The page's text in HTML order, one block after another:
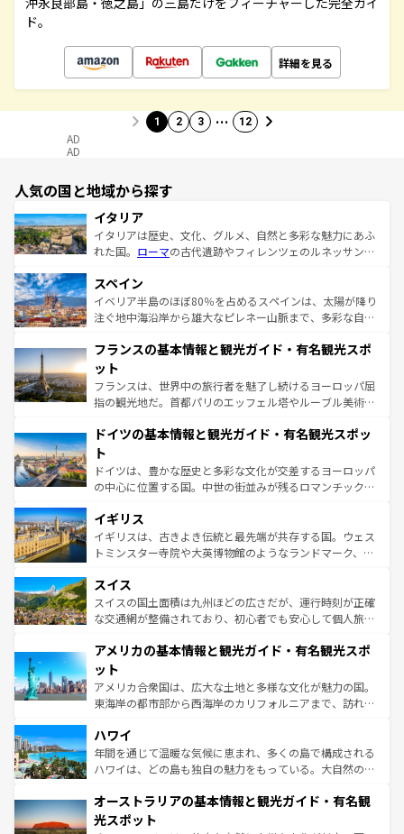
ド。
詳細を見る
1 2 3 … 12
AD
AD
人気の国と地域から探す
イタリア
イタリアは歴史、文化、グルメ、自然と多彩な魅力にあふ
れた国。 ローマの古代遺跡やフィレンツェのルネッサンス
ろん、トスカーナの美しい田園風景やアマルフィ海岸の絶
景など、自然景観も見逃せない。観光の合間には、本場の
ピザやパスタなど、絶品のイタリア料理を堪能することも
ませてくれるイタリアで、忘れられない旅をしてみよう！
なお、新着のイタリア情報は
しい。
スペイン
イベリア半島のほぼ80％を占めるスペインは、太陽が降り
注ぐ地中海沿岸から雄大なピレネー山脈まで、多彩な自然
文化が根付くこの国では、情熱的なフラメンコ、熱気あふ
れる闘牛、そして美味しいタパスが生活の一部となってい
る。首都マドリードの洗練された雰囲気や、バルセロナの
アートに溢れた街角から、地方では古代ローマ遺跡や中世
せる。地方によって風土や気候が異なるスペインはその個
ンテンツ一覧 を参照してほしい。
フランスの基本情報と観光ガイド・有名観光スポ
ット
フランスは、世界中の旅行者を魅了し続けるヨーロッパ屈
指の観光地だ。首都パリのエッフェル塔やルーブル美術館
で、幅広い魅力が詰まっている。華麗な宮殿、歴史的な大
聖堂、美しいビーチ、そして豊かな自然が、訪れる者を心
から魅了する。また、フランスは美食の国としても知ら
れ、フランス料理はユネスコ無形文化遺産にも登録されて
香り高いラベンダー畑など、多彩な楽しみ方が可能だ。さ
らに、パリ以外の地域にも魅力が溢れており、どの街角に
も豊かな歴史と文化が息づいている。パリ以外の個性あふ
を参照してほしい。
ドイツの基本情報と観光ガイド・有名観光スポッ
ト
ドイツは、豊かな歴史と多彩な文化が交差するヨーロッパ
の中心に位置する国。中世の街並みが残るロマンチック街
顔を持つこの国は、どこを歩いても飽きることがない。ベ
ルリンの文化的活気、バイエルン州のアルプスの絶景、そ
してライン川沿いのワイン畑といった風景は必見。ビール
は、お酒好きな人にはぜひ体験してほしい。 なお、新着の
ドイツ情報はコンテンツ一覧を参照してほしい。
イギリス
イギリスは、古きよき伝統と最先端が共存する国。ウェス
トミンスター寺院や大英博物館のようなランドマーク、歴
リアごとに異なる魅力がある。また、優雅なアフタヌーン
ティー、ビール好きにはたまらない英国パブ、サッカー観
戦など、本場だからこそできる体験も豊富。イギリスを旅
ンツ一覧を参照してほしい。
スイス
スイスの国土面積は九州ほどの広さだが、運行時刻が正確
な交通網が整備されており、初心者でも安心して個人旅行
の建物がそのまま残る町や、スイスならではのユニークな
博物館もあり、アルプス観光だけでなく町歩きも満喫する
ことができる。国民の所得が高いため物価も高いが、旅行
者向けの交通パス提供のサービスもあり、うまく活用すれ
着のスイス情報は
アメリカの基本情報と観光ガイド・有名観光スポ
ット
アメリカ合衆国は、広大な土地と多様な文化が魅力の国。
東海岸の都市部から西海岸のカリフォルニアまで、訪れる
のような巨大都市は、観光、ショッピング、エンターテイ
ンメントが詰まった刺激的なスポットだ。一方、アメリカ
西部には大自然が広がり、グランドキャニオンやイエロー
部のニューオーリンズでは、音楽と美食が融合した独特の
文化が魅力。旅行者はアメリカの各地域で異なる魅力を楽
ハワイ
年間を通じて温暖な気候に恵まれ、多くの島で構成される
ハワイは、どの島も独自の魅力をもっている。大自然の神
ワイ島は見逃せない。また、定番の観光地といえばオアフ
島だが、静かな自然を求めるならマウイ島やカウアイ島が
オーストラリアの基本情報と観光ガイド・有名観
光スポット